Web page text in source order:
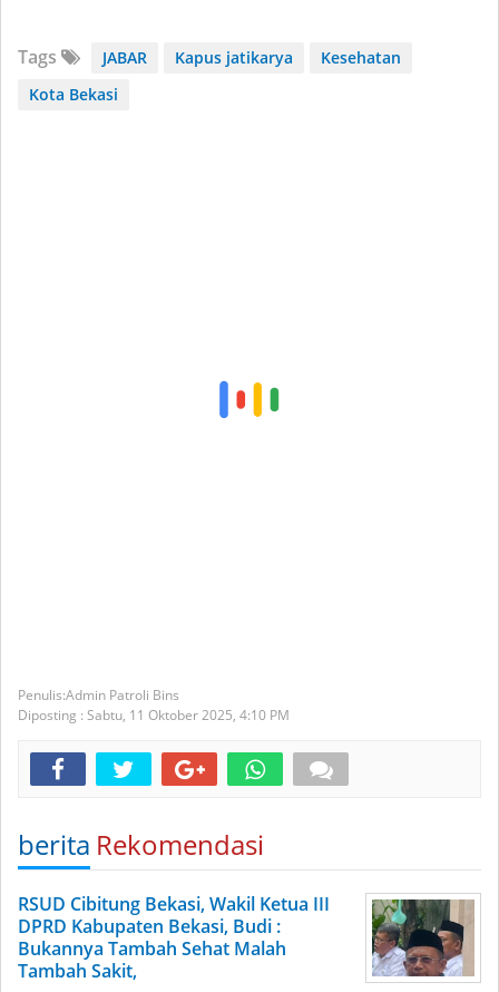
Tags JABAR Kapus jatikarya
Kesehatan
Kota Bekasi
Admin Patroli Bins
Diposting : Sabtu, 11 Oktober 2025, 4:10 PM
berita Rekomendasi
RSUD Cibitung Bekasi, Wakil Ketua III
DPRD Kabupaten Bekasi, Budi :
Bukannya Tambah Sehat Malah
Tambah Sakit,